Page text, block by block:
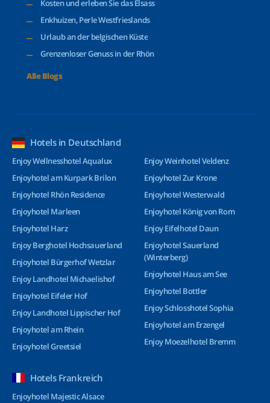
Kosten und erleben Sie das Elsass
Enkhuizen, Perle Westfrieslands
Urlaub an der belgischen Küste
Grenzenloser Genuss in der Rhön
Alle Blogs
Hotels in Deutschland
Enjoy Wellnesshotel Aqualux
Enjoyhotel am Kurpark Brilon
Enjoyhotel Rhön Residence
Enjoyhotel Marleen
Enjoyhotel Harz
Enjoy Berghotel Hochsauerland
Enjoyhotel Bürgerhof Wetzlar
Enjoy Landhotel Michaelishof
Enjoyhotel Eifeler Hof
Enjoy Landhotel Lippischer Hof
Enjoyhotel am Rhein
Enjoyhotel Greetsiel
Enjoy Weinhotel Veldenz
Enjoyhotel Zur Krone
Enjoyhotel Westerwald
Enjoyhotel König von Rom
Enjoy Eifelhotel Daun
Enjoyhotel Sauerland
(Winterberg)
Enjoyhotel Haus am See
Enjoyhotel Bottler
Enjoy Schlosshotel Sophia
Enjoyhotel am Erzengel
Enjoy Moezelhotel Bremm
Hotels Frankreich
Enjoyhotel Majestic Alsace